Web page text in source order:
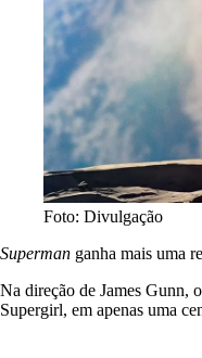
Foto: Divulgação
Superman ganha mais uma
Na direção de James Gunn,
Supergirl, em apenas uma